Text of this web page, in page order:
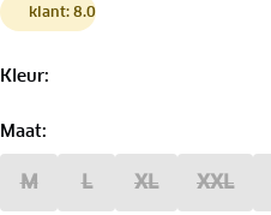
klant: 8.0
Kleur:
Maat:
M L XL XXL